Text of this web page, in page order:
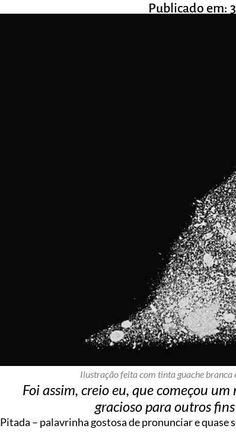
Publicado em:
Ilustração feita com tinta guache branca
Foi assim, creio eu, que começou
gracioso para outros
Pitada – palavrinha gostosa de pronunciar e quase